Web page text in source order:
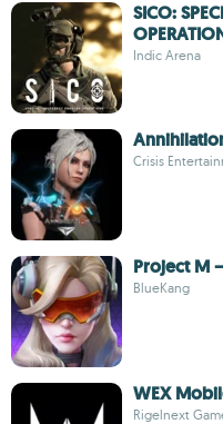
SICO:
Indic Arena
Crisis
Project M
BlueKang
WEX
Rigelnext